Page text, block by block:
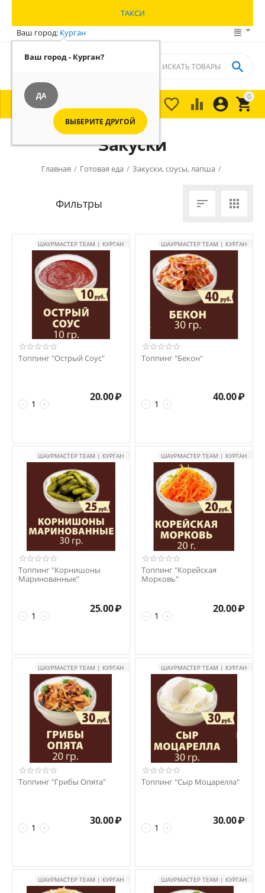
ТАКСИ
Ваш город: Курган
Ваш город - Курган?
ДА
ВЫБЕРИТЕ ДРУГОЙ
0


 

 МЕНЮ
Закуски
Главная / Готовая еда / Закуски, соусы, лапша /
 
ШАУРМАСТЕР TEAM | КУРГАН
Топпинг "Острый Соус"
+
−
20.00₽
ШАУРМАСТЕР TEAM | КУРГАН
Топпинг "Бекон"
+
−
40.00₽
ШАУРМАСТЕР TEAM | КУРГАН
Топпинг "Корнишоны
Маринованные"
+
−
25.00₽
ШАУРМАСТЕР TEAM | КУРГАН
Топпинг "Корейская
Морковь"
+
−
20.00₽
ШАУРМАСТЕР TEAM | КУРГАН
Топпинг "Грибы Опята"
+
−
30.00₽
ШАУРМАСТЕР TEAM | КУРГАН
Топпинг "Сыр Моцарелла"
+
−
30.00₽
ШАУРМАСТЕР TEAM | КУРГАН ШАУРМАСТЕР TEAM | КУРГАН